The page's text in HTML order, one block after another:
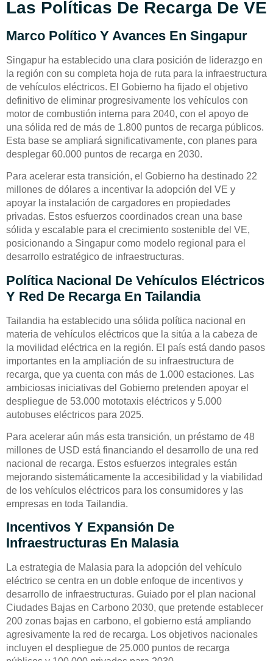
Las Políticas De Recarga De VE
Marco Político Y Avances En Singapur
Singapur ha establecido una clara posición de liderazgo en
la región con su completa hoja de ruta para la infraestructura
de vehículos eléctricos. El Gobierno ha fijado el objetivo
definitivo de eliminar progresivamente los vehículos con
motor de combustión interna para 2040, con el apoyo de
una sólida red de más de 1.800 puntos de recarga públicos.
Esta base se ampliará significativamente, con planes para
desplegar 60.000 puntos de recarga en 2030.
Para acelerar esta transición, el Gobierno ha destinado 22
millones de dólares a incentivar la adopción del VE y
apoyar la instalación de cargadores en propiedades
privadas. Estos esfuerzos coordinados crean una base
sólida y escalable para el crecimiento sostenible del VE,
posicionando a Singapur como modelo regional para el
desarrollo estratégico de infraestructuras.
Política Nacional De Vehículos Eléctricos
Y Red De Recarga En Tailandia
Tailandia ha establecido una sólida política nacional en
materia de vehículos eléctricos que la sitúa a la cabeza de
la movilidad eléctrica en la región. El país está dando pasos
importantes en la ampliación de su infraestructura de
recarga, que ya cuenta con más de 1.000 estaciones. Las
ambiciosas iniciativas del Gobierno pretenden apoyar el
despliegue de 53.000 mototaxis eléctricos y 5.000
autobuses eléctricos para 2025.
Para acelerar aún más esta transición, un préstamo de 48
millones de USD está financiando el desarrollo de una red
nacional de recarga. Estos esfuerzos integrales están
mejorando sistemáticamente la accesibilidad y la viabilidad
de los vehículos eléctricos para los consumidores y las
empresas en toda Tailandia.
Incentivos Y Expansión De
Infraestructuras En Malasia
La estrategia de Malasia para la adopción del vehículo
eléctrico se centra en un doble enfoque de incentivos y
desarrollo de infraestructuras. Guiado por el plan nacional
Ciudades Bajas en Carbono 2030, que pretende establecer
200 zonas bajas en carbono, el gobierno está ampliando
agresivamente la red de recarga. Los objetivos nacionales
incluyen el despliegue de 25.000 puntos de recarga